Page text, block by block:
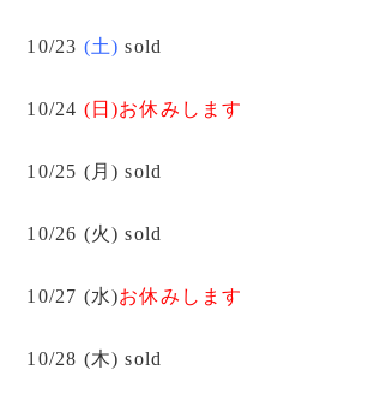
10/23 (土) sold
10/24 (日)お休みします
10/25 (月) sold
10/26 (火) sold
10/27 (水)お休みします
10/28 (木) sold